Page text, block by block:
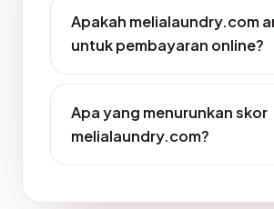
Apakah melialaundry.com
untuk pembayaran online?
Apa yang menurunkan skor
melialaundry.com?